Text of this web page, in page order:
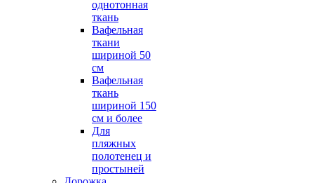
однотонная
ткань
Вафельная
ткани
шириной 50
см
Вафельная
ткань
шириной 150
см и более
Для
пляжных
полотенец и
простыней